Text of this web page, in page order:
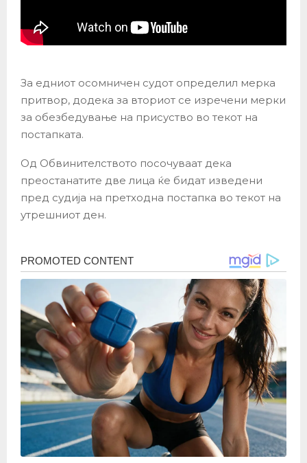
За едниот осомничен судот определил мерка
притвор, додека за вториот се изречени мерки
за обезбедување на присуство во текот на
постапката.
Од Обвинителството посочуваат дека
преостанатите две лица ќе бидат изведени
пред судија на претходна постапка во текот на
утрешниот ден.